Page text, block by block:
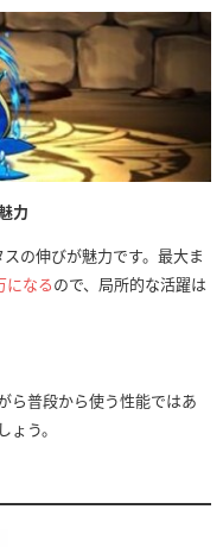
力
の伸びが魅力です。最大ま
になるので、局所的な活躍は
ら普段から使う性能ではあ
う。